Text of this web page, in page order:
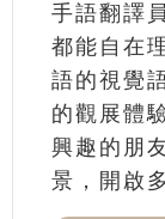
手語翻譯
都能自在
語的視覺
的觀展體
興趣的朋
景，開啟